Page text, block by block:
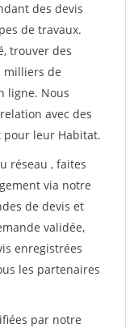
des devis
de travaux.
trouver des
milliers de
ligne. Nous
avec des
leur Habitat.
réseau , faites
via notre
de devis et
validée,
enregistrées
les partenaires
par notre